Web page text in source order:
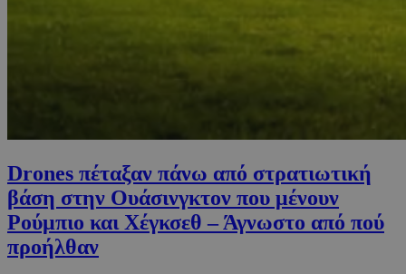
Drones πέταξαν πάνω από στρατιωτική
βάση στην Ουάσινγκτον που μένουν
Ρούμπιο και Χέγκσεθ – Άγνωστο από πού
προήλθαν